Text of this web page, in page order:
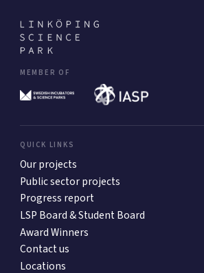
MEMBER OF
QUICK LINKS
Our projects
Public sector projects
Progress report
LSP Board & Student Board
Award Winners
Contact us
Locations